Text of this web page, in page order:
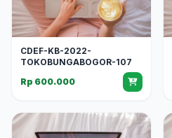
CDEF-KB-2022-
TOKOBUNGABOGOR-107
Rp 600.000